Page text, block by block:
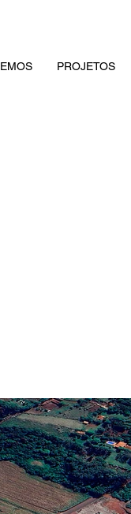
PROJETOS